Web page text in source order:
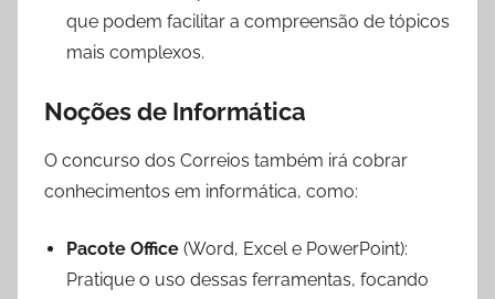
que podem facilitar a compreensão de tópicos
mais complexos.
Noções de Informática
O concurso dos Correios também irá cobrar
conhecimentos em informática, como:
Pacote Office (Word, Excel e PowerPoint):
Pratique o uso dessas ferramentas, focando